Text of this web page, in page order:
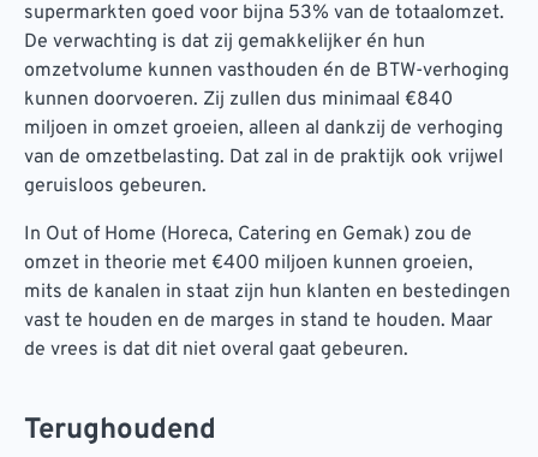
supermarkten goed voor bijna 53% van de totaalomzet.
De verwachting is dat zij gemakkelijker én hun
omzetvolume kunnen vasthouden én de BTW-verhoging
kunnen doorvoeren. Zij zullen dus minimaal €840
miljoen in omzet groeien, alleen al dankzij de verhoging
van de omzetbelasting. Dat zal in de praktijk ook vrijwel
geruisloos gebeuren.
In Out of Home (Horeca, Catering en Gemak) zou de
omzet in theorie met €400 miljoen kunnen groeien,
mits de kanalen in staat zijn hun klanten en bestedingen
vast te houden en de marges in stand te houden. Maar
de vrees is dat dit niet overal gaat gebeuren.
Terughoudend